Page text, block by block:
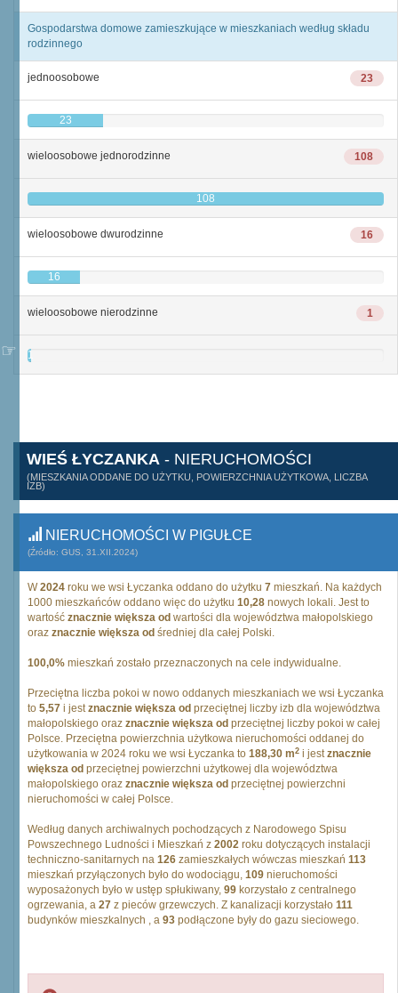
Gospodarstwa domowe zamieszkujące w mieszkaniach według składu
rodzinnego
23
jednoosobowe
23
108
wieloosobowe jednorodzinne
108
16
wieloosobowe dwurodzinne
16
1
wieloosobowe nierodzinne
1
WIEŚ ŁYCZANKA - NIERUCHOMOŚCI
(MIESZKANIA ODDANE DO UŻYTKU, POWIERZCHNIA UŻYTKOWA, LICZBA
IZB)
NIERUCHOMOŚCI W PIGUŁCE
(Źródło: GUS, 31.XII.2024)
W2024 roku we wsi Łyczanka oddano do użytku 7 mieszkań. Na każdych
1000 mieszkańców oddano więc do użytku 10,28 nowych lokali. Jest to
wartość znacznie większa od wartości dla województwa małopolskiego
oraz znacznie większa od średniej dla całej Polski.
100,0% mieszkań zostało przeznaczonych na cele indywidualne.
Przeciętna liczba pokoi w nowo oddanych mieszkaniach we wsi Łyczanka
to 5,57 i jestznacznie większa od przeciętnej liczby izb dla województwa
małopolskiego oraz znacznie większa od przeciętnej liczby pokoi w całej
Polsce. Przeciętna powierzchnia użytkowa nieruchomości oddanej do
użytkowania w 2024 roku we wsi Łyczanka to 188,30 m2 i jestznacznie
większa od przeciętnej powierzchni użytkowej dla województwa
małopolskiego oraz znacznie większa od przeciętnej powierzchni
nieruchomości w całej Polsce.
Według danych archiwalnych pochodzących z Narodowego Spisu
Powszechnego Ludności i Mieszkań z 2002 roku dotyczących instalacji
techniczno-sanitarnych na 126 zamieszkałych wówczas mieszkań 113
mieszkań przyłączonych było do wodociągu, 109 nieruchomości
wyposażonych było w ustęp spłukiwany, 99 korzystało z centralnego
ogrzewania, a 27 z pieców grzewczych. Z kanalizacji korzystało 111
budynków mieszkalnych , a 93 podłączone były do gazu sieciowego.